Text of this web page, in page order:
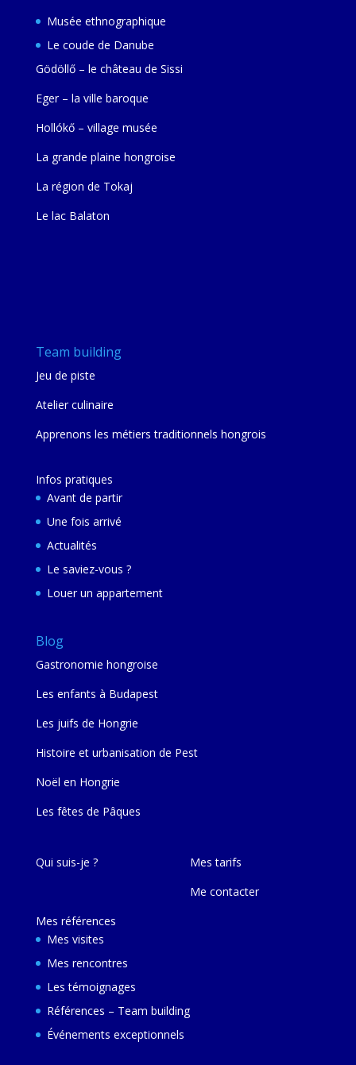
Musée ethnographique
Le coude de Danube
Gödöllő – le château de Sissi
Eger – la ville baroque
Hollókő – village musée
La grande plaine hongroise
La région de Tokaj
Le lac Balaton
Team building
Jeu de piste
Atelier culinaire
Apprenons les métiers traditionnels hongrois
Infos pratiques
Avant de partir
Une fois arrivé
Actualités
Le saviez-vous ?
Louer un appartement
Blog
Gastronomie hongroise
Les enfants à Budapest
Les juifs de Hongrie
Histoire et urbanisation de Pest
Noël en Hongrie
Les fêtes de Pâques
Qui suis-je ?
Mes références
Mes visites
Mes rencontres
Les témoignages
Références – Team building
Événements exceptionnels
Mes tarifs
Me contacter